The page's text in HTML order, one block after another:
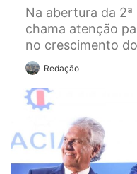
Na abertura da
chama atenção
no crescimento
Redação